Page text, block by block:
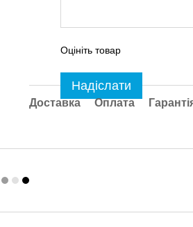
Оцініть товар
Надіслати
Доставка Оплата